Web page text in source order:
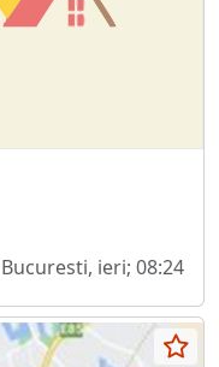
Bucuresti, ieri; 08:24